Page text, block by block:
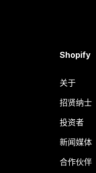
Shopify
关于
招贤纳士
投资者
新闻媒体
合作伙伴